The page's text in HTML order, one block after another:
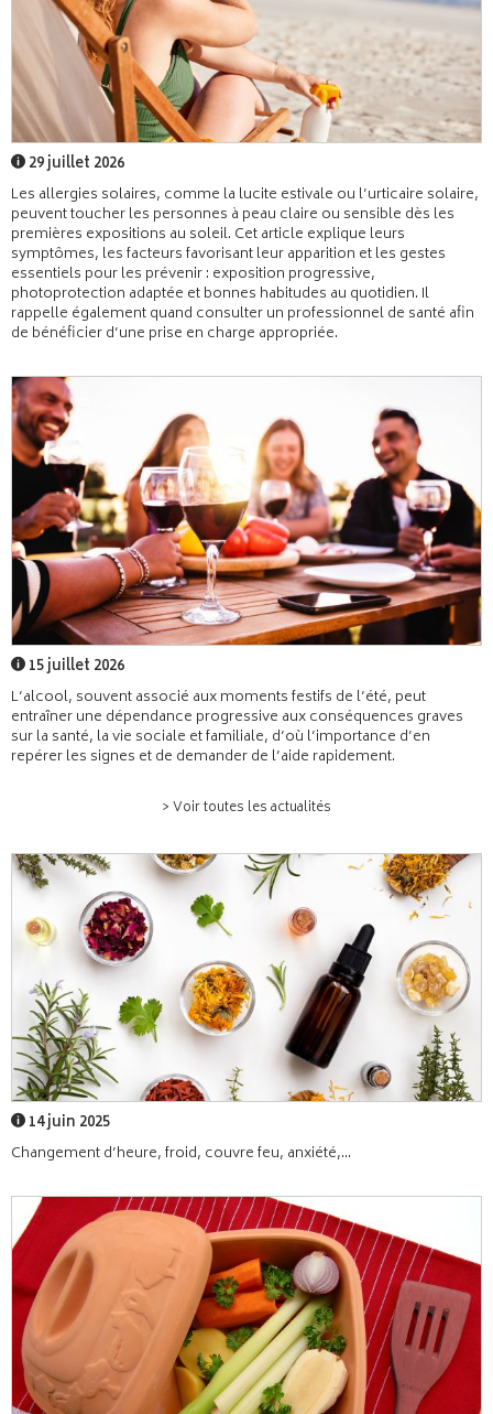
29 juillet 2026
Les allergies solaires, comme la lucite estivale ou l’urticaire solaire,
peuvent toucher les personnes à peau claire ou sensible dès les
premières expositions au soleil. Cet article explique leurs
symptômes, les facteurs favorisant leur apparition et les gestes
essentiels pour les prévenir : exposition progressive,
photoprotection adaptée et bonnes habitudes au quotidien. Il
rappelle également quand consulter un professionnel de santé afin
de bénéficier d’une prise en charge appropriée.
15 juillet 2026
L’alcool, souvent associé aux moments festifs de l’été, peut
entraîner une dépendance progressive aux conséquences graves
sur la santé, la vie sociale et familiale, d’où l’importance d’en
repérer les signes et de demander de l’aide rapidement.
> Voir toutes les actualités
14 juin 2025
Changement d’heure, froid, couvre feu, anxiété,...